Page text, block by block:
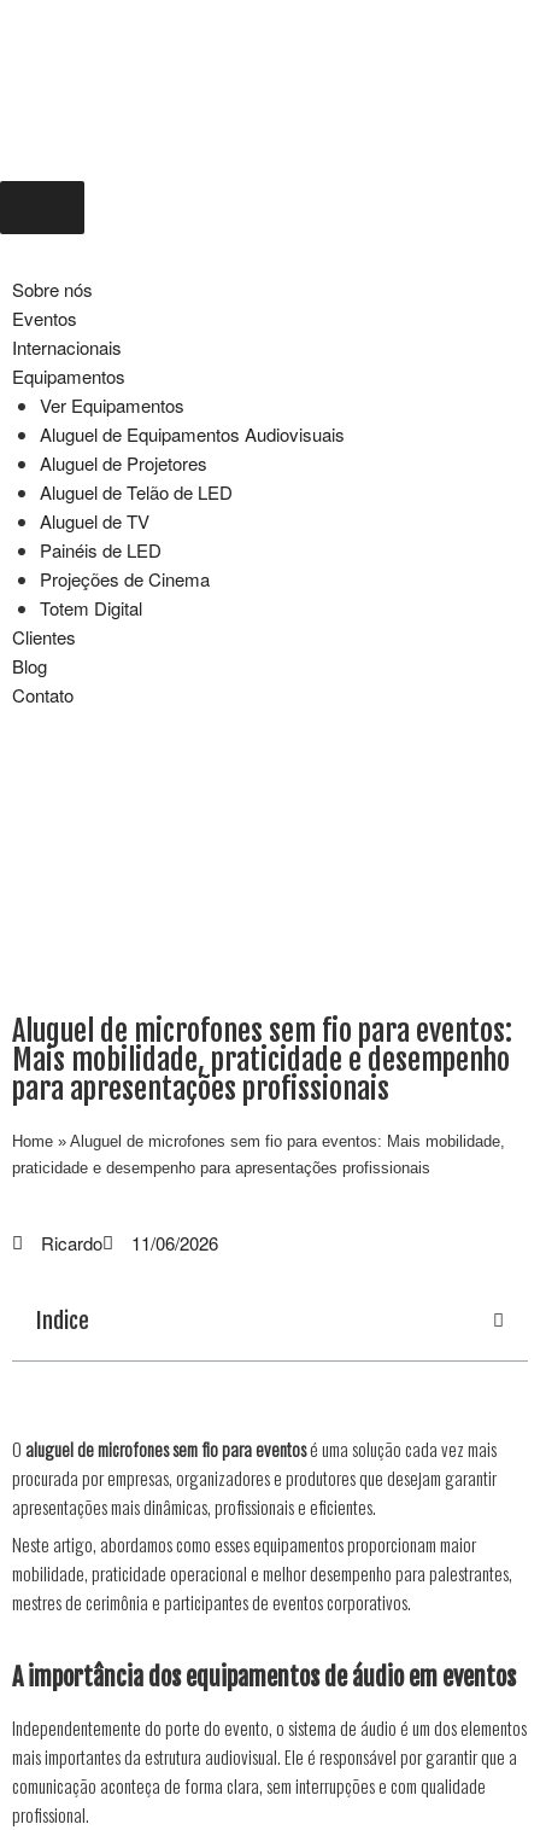
Sobre nós
Eventos
Internacionais
Equipamentos
Ver Equipamentos
Aluguel de Equipamentos Audiovisuais
Aluguel de Projetores
Aluguel de Telão de LED
Aluguel de TV
Painéis de LED
Projeções de Cinema
Totem Digital
Clientes
Blog
Contato
Aluguel de microfones sem fio para eventos:
Mais mobilidade, praticidade e desempenho
para apresentações profissionais
Home » Aluguel de microfones sem fio para eventos: Mais mobilidade,
praticidade e desempenho para apresentações profissionais
Ricardo 11/06/2026
Indice
O aluguel de microfones sem fio para eventosé uma solução cada vez mais
procurada por empresas, organizadores e produtores que desejam garantir
apresentações mais dinâmicas, profissionais e eficientes.
Neste artigo, abordamos como esses equipamentos proporcionam maior
mobilidade, praticidade operacional e melhor desempenho para palestrantes,
mestres de cerimônia e participantes de eventos corporativos.
A importância dos equipamentos de áudio em eventos
Independentemente do porte do evento, o sistema de áudio é um dos elementos
mais importantes da estrutura audiovisual. Ele é responsável por garantir que a
comunicação aconteça de forma clara, sem interrupções e com qualidade
profissional.